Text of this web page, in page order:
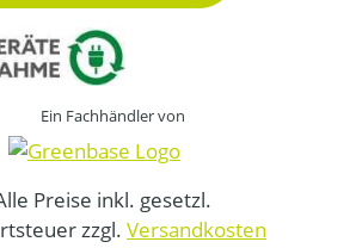
Ein Fachhändler von
Preise inkl. gesetzl.
zzgl. Versandkosten